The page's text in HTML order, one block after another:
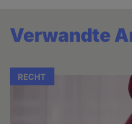
Verwandte
RECHT